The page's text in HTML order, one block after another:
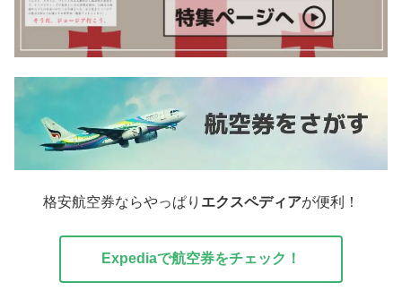
格安航空券ならやっぱり エクスペディアが便利！
Expediaで航空券をチェック！